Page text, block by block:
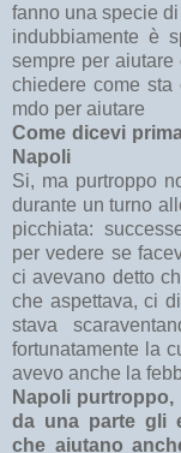
fanno una specie
indubbiamente è
sempre per
chiedere come
mdo per aiutare
Come dicevi
Napoli
Si, ma purtroppo
durante un turno
picchiata:
per vedere se
ci avevano detto
che aspettava, ci
stava
fortunatamente la
avevo anche la
Napoli
da una parte gli
che aiutano